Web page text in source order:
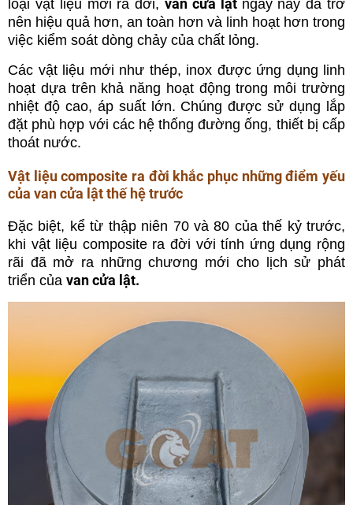
loại vật liệu mới ra đời,
ngày nay đã trở
nên hiệu quả hơn, an toàn hơn và linh hoạt hơn trong
việc kiểm soát dòng chảy của chất lỏng.
Các vật liệu mới như thép, inox được ứng dụng linh
hoạt dựa trên khả năng hoạt động trong môi trường
nhiệt độ cao, áp suất lớn. Chúng được sử dụng lắp
đặt phù hợp với các hệ thống đường ống, thiết bị cấp
thoát nước.
Vật liệu composite ra đời khắc phục những điểm yếu
của van cửa lật thế hệ trước
Đặc biệt, kể từ thập niên 70 và 80 của thế kỷ trước,
khi vật liệu composite ra đời với tính ứng dụng rộng
rãi đã mở ra những chương mới cho lịch sử phát
triển của van cửa lật.